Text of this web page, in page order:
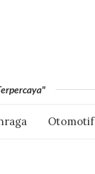
Otomotif